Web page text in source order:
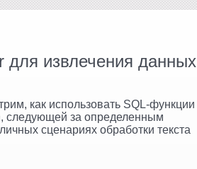
для извлечения данных
как использовать SQL-функции
следующей за определенным
сценариях обработки текста